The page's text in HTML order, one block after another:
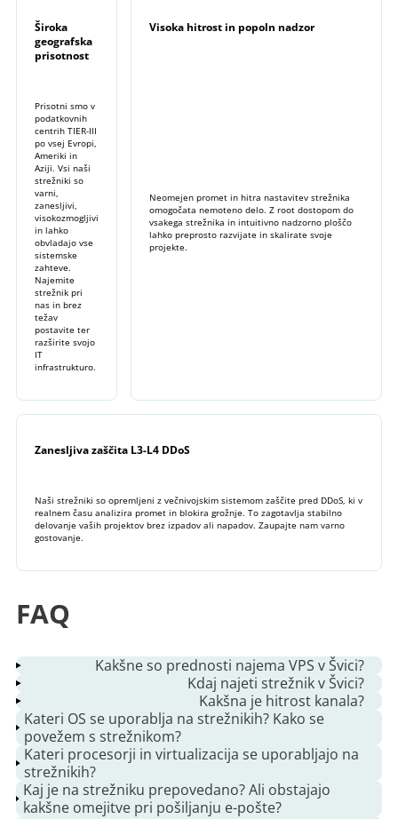
IPv4: 45.90.58.159
IPv6: 2a05:9406::821
Looking glass: ch-gva.lg.profitserver.net
×
Široka
geografska
prisotnost
Prisotni smo v
podatkovnih
centrih TIER-III
po vsej Evropi,
Ameriki in
Aziji. Vsi naši
strežniki so
varni,
zanesljivi,
visokozmogljivi
in ​​lahko
obvladajo vse
sistemske
zahteve.
Najemite
strežnik pri
nas in brez
težav
postavite ter
razširite svojo
IT
infrastrukturo.
Visoka hitrost in popoln nadzor
Neomejen promet in hitra nastavitev strežnika
omogočata nemoteno delo. Z root dostopom do
vsakega strežnika in intuitivno nadzorno ploščo
lahko preprosto razvijate in skalirate svoje
projekte.
Zanesljiva zaščita L3-L4 DDoS
Naši strežniki so opremljeni z večnivojskim sistemom zaščite pred DDoS, ki v
realnem času analizira promet in blokira grožnje. To zagotavlja stabilno
delovanje vaših projektov brez izpadov ali napadov. Zaupajte nam varno
gostovanje.
FAQ
Kakšne so prednosti najema VPS v Švici?
Ena izmed ključnih prednosti je njegova lokacija.
Gostovanje vašega VPS v Švici postavi vaše podatke v tesno
in varno okolje, kar zagotavlja cenovno ugodne možnosti za
evropska ali globalna podjetja. Ta prostor med krajem
delovanja vašega podjetja in krajem, kjer so vaši podatki,
zagotavlja zaščito podatkov in hiter dostop brez kakršnega
koli zamika.
Kdaj najeti strežnik v Švici?
V današnjem digitalnem svetu podjetja vedno iščejo
tehnične rešitve, ki jih je enostavno upravljati in pomagajo
prihraniti čas in denar. Če razmišljate o VPS v Švici, niste
edini. Mnoga podjetja se obračajo na virtualne zasebne
strežnike s sedežem v Švici zaradi njihove razširljivosti,
zanesljivosti in napredne tehnologije.
Kakšna je hitrost kanala?
Nudimo nezajamčen kanal 100 Mbps. Najmanjša
zajamčena hitrost v ProfitServer DC je 50 Mbps. Na drugih
lokacijah je 30 Mbits.
Kateri OS se uporablja na strežnikih? Kako se
povežem s strežnikom?
Katalog distribucij OS, ki so na voljo za samodejno
namestitev, vključuje:
Kateri procesorji in virtualizacija se uporabljajo na
strežnikih?
Vsi naši strežniki uporabljajo procesorje Intel(R) Xeon(R) in
Kaj je na strežniku prepovedano? Ali obstajajo
kakšne omejitve pri pošiljanju e-pošte?